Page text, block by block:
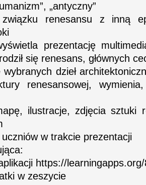
„antyczny”
renesansu z inną
prezentację
się renesans, głównych
dzieł
renesansowej,
ilustracje, zdjęcia sztuki
w trakcie prezentacji
https://
w zeszycie